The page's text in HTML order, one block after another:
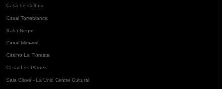
Casa de Cultura
Casal Torreblanca
Xalet Negre
Casal Mira-sol
Casino La Floresta
Casal Les Planes
Sala Clavé - La Unió Centre Cultural